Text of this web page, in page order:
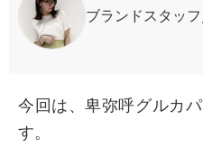
ブランドスタッフ
今回は、卑弥呼グルカ
す。